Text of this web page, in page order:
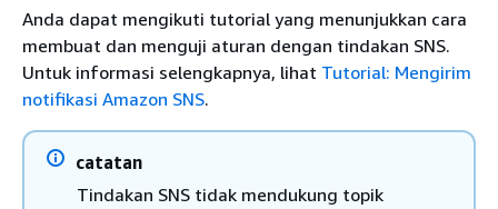
Anda dapat mengikuti tutorial yang menunjukkan cara
membuat dan menguji aturan dengan tindakan SNS.
Untuk informasi selengkapnya, lihat Tutorial: Mengirim
notifikasi Amazon SNS.
catatan
Tindakan SNS tidak mendukung topik